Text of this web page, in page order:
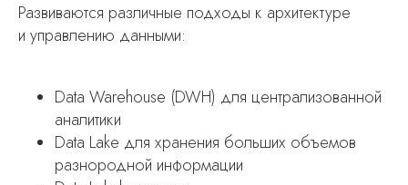
Развиваются различные подходы к архитектуре
и управлению данными:
Data Warehouse (DWH) для централизованной
аналитики
Data Lake для хранения больших объемов
разнородной информации